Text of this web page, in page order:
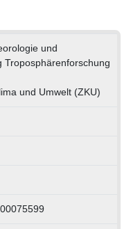
und
Troposphärenforschung
und Umwelt (ZKU)